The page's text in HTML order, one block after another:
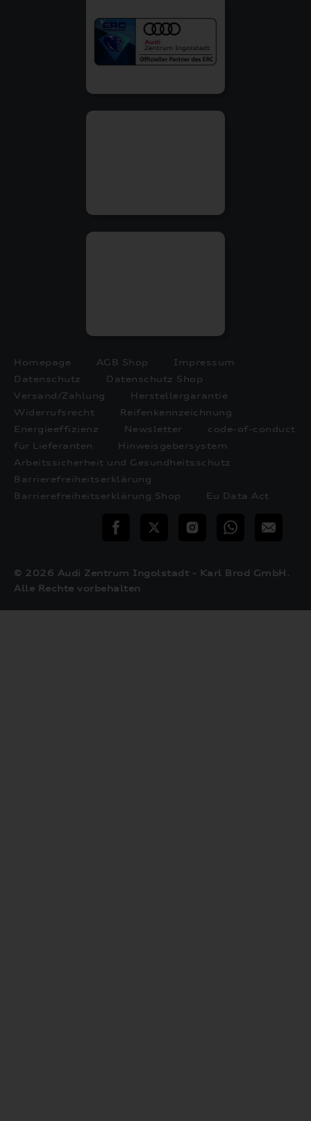
Homepage AGB Shop
Impressum
Datenschutz
Datenschutz Shop
Versand/Zahlung
Herstellergarantie
Widerrufsrecht
Reifenkennzeichnung
Energieeffizienz
Newsletter
code-of-conduct
für Lieferanten
Hinweisgebersystem
Arbeitssicherheit und Gesundheitsschutz
Barrierefreiheitserklärung
Barrierefreiheitserklärung Shop
Eu Data Act
teilen Twitter InstagramWhatsApp
E-
© 2026 Audi Zentrum Ingolstadt - Karl Brod GmbH.
Alle Rechte vorbehalten